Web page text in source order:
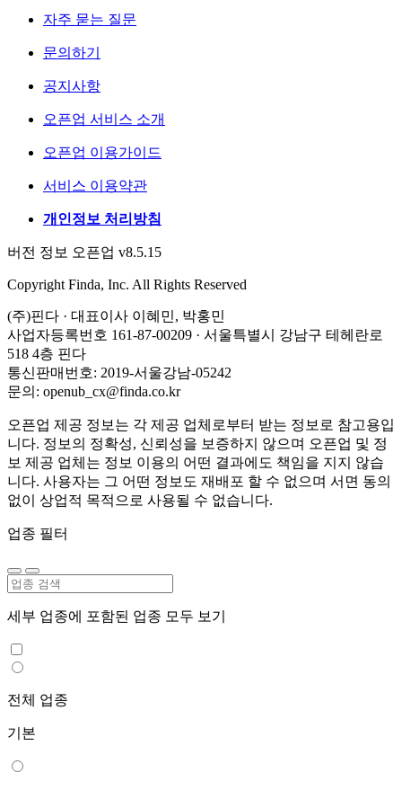
자주 묻는 질문
문의하기
공지사항
오픈업 서비스 소개
오픈업 이용가이드
서비스 이용약관
개인정보 처리방침
버전 정보 오픈업 v8.5.15
Copyright Finda, Inc. All Rights Reserved
(주)핀다 · 대표이사 이혜민, 박홍민
사업자등록번호 161-87-00209 · 서울특별시 강남구 테헤란로
518 4층 핀다
통신판매번호: 2019-서울강남-05242
문의: openub_cx@finda.co.kr
오픈업 제공 정보는 각 제공 업체로부터 받는 정보로 참고용입
니다. 정보의 정확성, 신뢰성을 보증하지 않으며 오픈업 및 정
보 제공 업체는 정보 이용의 어떤 결과에도 책임을 지지 않습
니다. 사용자는 그 어떤 정보도 재배포 할 수 없으며 서면 동의
없이 상업적 목적으로 사용될 수 없습니다.
업종 필터
세부 업종에 포함된 업종 모두 보기
전체 업종
기본